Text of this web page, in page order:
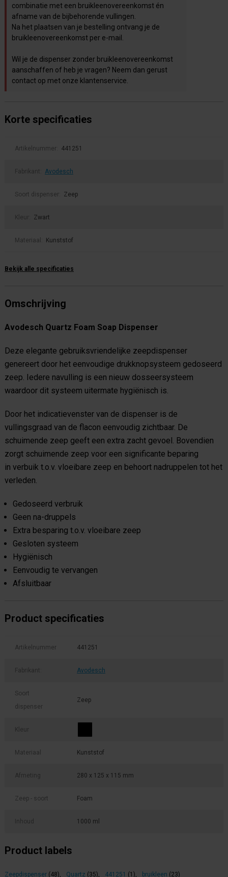
combinatie met een bruikleenovereenkomst én
afname van de bijbehorende vullingen.
Na het plaatsen van je bestelling ontvang je de
bruikleenovereenkomst per e-mail.
Wil je de dispenser zonder bruikleenovereenkomst
aanschaffen of heb je vragen? Neem dan gerust
contact op met onze klantenservice.
Korte specificaties
Artikelnummer: 441251
Fabrikant: Avodesch
Soort dispenser: Zeep
Kleur: Zwart
Materiaal: Kunststof
Bekijk alle specificaties
Omschrijving
Avodesch Quartz Foam Soap Dispenser
Deze elegante gebruiksvriendelijke zeepdispenser
genereert door het eenvoudige drukknopsysteem gedoseerd
zeep. Iedere navulling is een nieuw dosseersysteem
waardoor dit systeem uitermate hygiënisch is.
Door het indicatievenster van de dispenser is de
vullingsgraad van de flacon eenvoudig zichtbaar. De
schuimende zeep geeft een extra zacht gevoel. Bovendien
zorgt schuimende zeep voor een significante beparing
in verbuik t.o.v. vloeibare zeep en behoort nadruppelen tot het
verleden.
Gedoseerd verbruik
Geen na-druppels
Extra besparing t.o.v. vloeibare zeep
Gesloten systeem
Hygiënisch
Eenvoudig te vervangen
Afsluitbaar
Product specificaties
Artikelnummer 441251
Fabrikant: Avodesch
Soort
dispenser
Zeep
Kleur
Materiaal Kunststof
Afmeting 280 x 125 x 115 mm
Zeep - soort Foam
Inhoud 1000 ml
Product labels
Zeepdispenser (48), Quartz (35), 441251 (1), bruikleen (23)